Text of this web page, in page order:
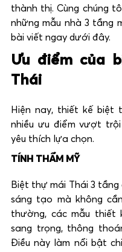
thành thị. Cùng chúng
những mẫu nhà 3 tầng
bài viết ngay dưới đây.
Ưu điểm của
Thái
Hiện nay, thiết kế biệt
nhiều ưu điểm vượt
yêu thích lựa chọn.
TÍNH THẨM MỸ
Biệt thự mái Thái 3
sáng tạo mà không
thường, các mẫu thiết
sang trọng, thông
Điều này làm nổi bật